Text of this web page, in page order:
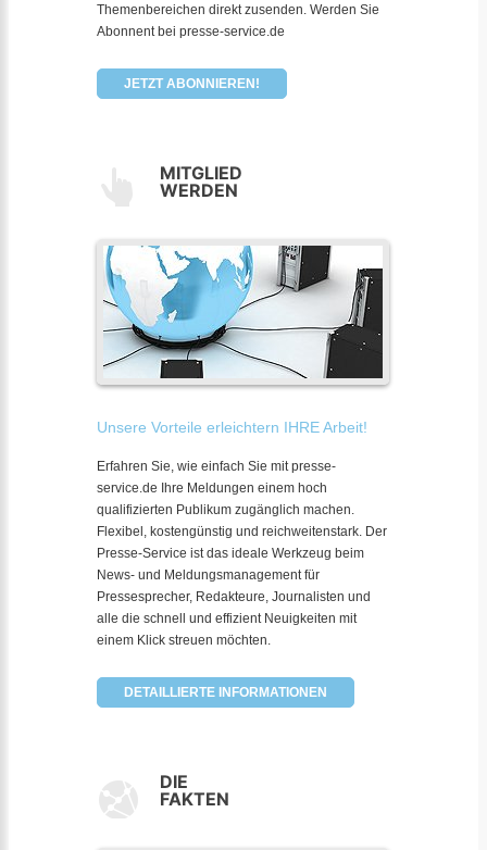
Themenbereichen direkt zusenden. Werden Sie
Abonnent bei presse-service.de
JETZT ABONNIEREN!
MITGLIED
WERDEN
Unsere Vorteile erleichtern IHRE Arbeit!
Erfahren Sie, wie einfach Sie mit presse-
service.de Ihre Meldungen einem hoch
qualifizierten Publikum zugänglich machen.
Flexibel, kostengünstig und reichweitenstark. Der
Presse-Service ist das ideale Werkzeug beim
News- und Meldungsmanagement für
Pressesprecher, Redakteure, Journalisten und
alle die schnell und effizient Neuigkeiten mit
einem Klick streuen möchten.
DETAILLIERTE INFORMATIONEN
DIE
FAKTEN